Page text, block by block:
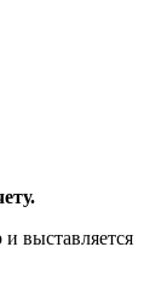
выставляется